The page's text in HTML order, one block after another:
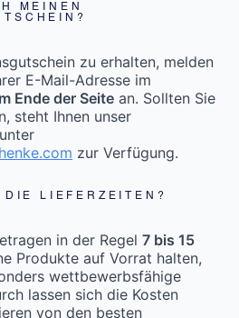
MEINEN
zu erhalten, melden
E-Mail-Adresse im
Ende der Seite an. Sollten Sie
steht Ihnen unser
zur Verfügung.
LIEFERZEITEN?
in der Regel 7 bis 15
Produkte auf Vorrat halten,
wettbewerbsfähige
lassen sich die Kosten
von den besten